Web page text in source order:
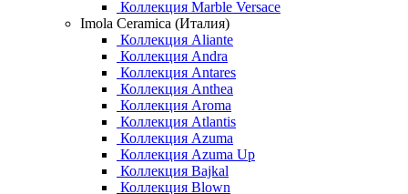
Коллекция Marble Versace
Imola Ceramica (Италия)
Коллекция Aliante
Коллекция Andra
Коллекция Antares
Коллекция Anthea
Коллекция Aroma
Коллекция Atlantis
Коллекция Azuma
Коллекция Azuma Up
Коллекция Bajkal
Коллекция Blown